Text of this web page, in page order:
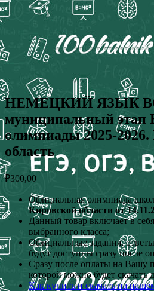
НЕМЕЦКИЙ ЯЗЫК
муниципальный этап
олимпиады 2025-2026.
область
₽300,00
Официальная олимпиада
Кировской области от
Данный товар включает в
выбранного класса;
Официальные задания,
будут доступны сразу после
Сразу после оплаты на Вашу
которой можно будет скачать
Как купить и скачать на